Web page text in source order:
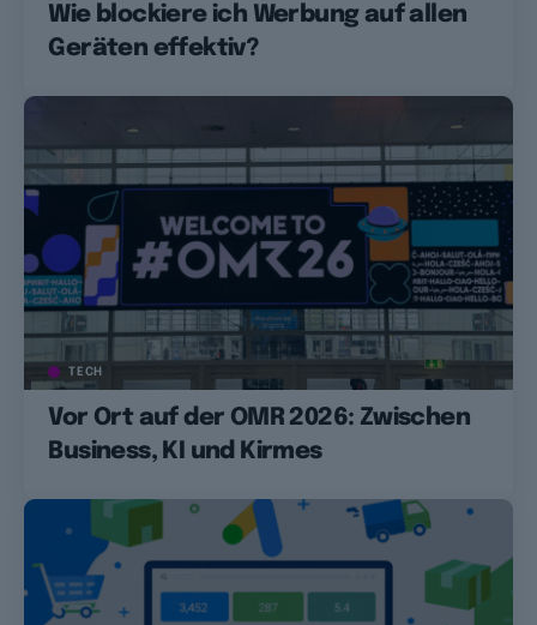
Wie blockiere ich Werbung auf allen
Geräten effektiv?
TECH
Vor Ort auf der OMR 2026: Zwischen
Business, KI und Kirmes